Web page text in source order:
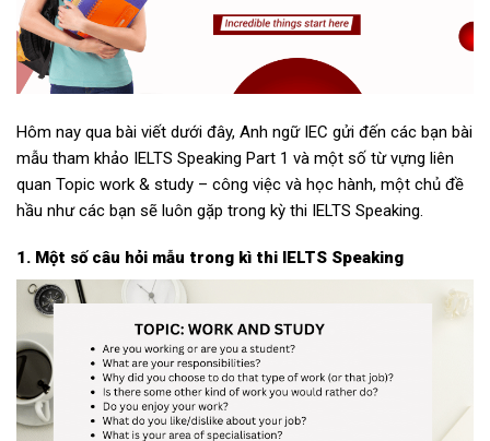
Hôm nay qua bài viết dưới đây, Anh ngữ IEC gửi đến các bạn bài
mẫu tham khảo IELTS Speaking Part 1 và một số từ vựng liên
quan Topic work & study – công việc và học hành, một chủ đề
hầu như các bạn sẽ luôn gặp trong kỳ thi IELTS Speaking.
1. Một số câu hỏi mẫu trong kì thi IELTS Speaking